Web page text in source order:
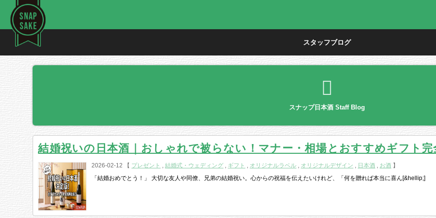
スタッフブログ
スナップ日本酒 Staff Blog
結婚祝いの日本酒｜おしゃれで被らない！マナー・相場とおすすめギフト
2026-02-12 【 プレゼント ,結婚式・ウェディング , ギフト , オリジナルラベル , オリジナルデザイン , 日本酒 , お酒 】
「結婚おめでとう！」 大切な友人や同僚、兄弟の結婚祝い。心からの祝福を伝えたいけれど、「何を贈れば本当に喜ん[&hellip;]